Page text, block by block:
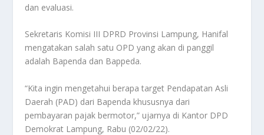
dan evaluasi.
Sekretaris Komisi III DPRD Provinsi Lampung, Hanifal
mengatakan salah satu OPD yang akan di panggil
adalah Bapenda dan Bappeda.
“Kita ingin mengetahui berapa target Pendapatan Asli
Daerah (PAD) dari Bapenda khususnya dari
pembayaran pajak bermotor,” ujarnya di Kantor DPD
Demokrat Lampung, Rabu (02/02/22).